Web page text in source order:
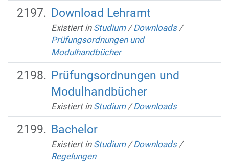
Download Lehramt
Existiert in Studium /Downloads /
Prüfungsordnungen und
Modulhandbücher
Prüfungsordnungen und
Modulhandbücher
Existiert in Studium /Downloads
Bachelor
Existiert in Studium /Downloads /
Regelungen